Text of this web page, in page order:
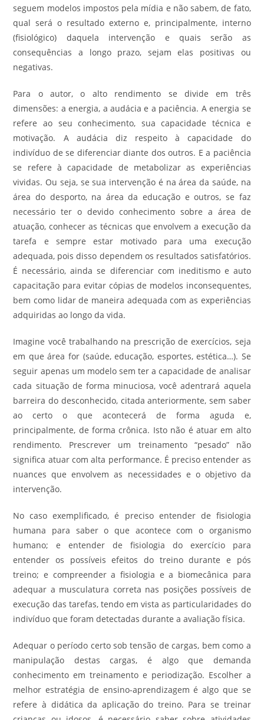
seguem modelos impostos pela mídia e não sabem, de fato,
qual será o resultado externo e, principalmente, interno
(fisiológico) daquela intervenção e quais serão as
consequências a longo prazo, sejam elas positivas ou
negativas.
Para o autor, o alto rendimento se divide em três
dimensões: a energia, a audácia e a paciência. A energia se
refere ao seu conhecimento, sua capacidade técnica e
motivação. A audácia diz respeito à capacidade do
indivíduo de se diferenciar diante dos outros. E a paciência
se refere à capacidade de metabolizar as experiências
vividas. Ou seja, se sua intervenção é na área da saúde, na
área do desporto, na área da educação e outros, se faz
necessário ter o devido conhecimento sobre a área de
atuação, conhecer as técnicas que envolvem a execução da
tarefa e sempre estar motivado para uma execução
adequada, pois disso dependem os resultados satisfatórios.
É necessário, ainda se diferenciar com ineditismo e auto
capacitação para evitar cópias de modelos inconsequentes,
bem como lidar de maneira adequada com as experiências
adquiridas ao longo da vida.
Imagine você trabalhando na prescrição de exercícios, seja
em que área for (saúde, educação, esportes, estética…). Se
seguir apenas um modelo sem ter a capacidade de analisar
cada situação de forma minuciosa, você adentrará aquela
barreira do desconhecido, citada anteriormente, sem saber
ao certo o que acontecerá de forma aguda e,
principalmente, de forma crônica. Isto não é atuar em alto
rendimento. Prescrever um treinamento “pesado” não
significa atuar com alta performance. É preciso entender as
nuances que envolvem as necessidades e o objetivo da
intervenção.
No caso exemplificado, é preciso entender de fisiologia
humana para saber o que acontece com o organismo
humano; e entender de fisiologia do exercício para
entender os possíveis efeitos do treino durante e pós
treino; e compreender a fisiologia e a biomecânica para
adequar a musculatura correta nas posições possíveis de
execução das tarefas, tendo em vista as particularidades do
indivíduo que foram detectadas durante a avaliação física.
Adequar o período certo sob tensão de cargas, bem como a
manipulação destas cargas, é algo que demanda
conhecimento em treinamento e periodização. Escolher a
melhor estratégia de ensino-aprendizagem é algo que se
refere à didática da aplicação do treino. Para se treinar